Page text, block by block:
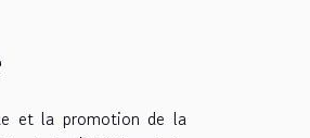
et la promotion de la